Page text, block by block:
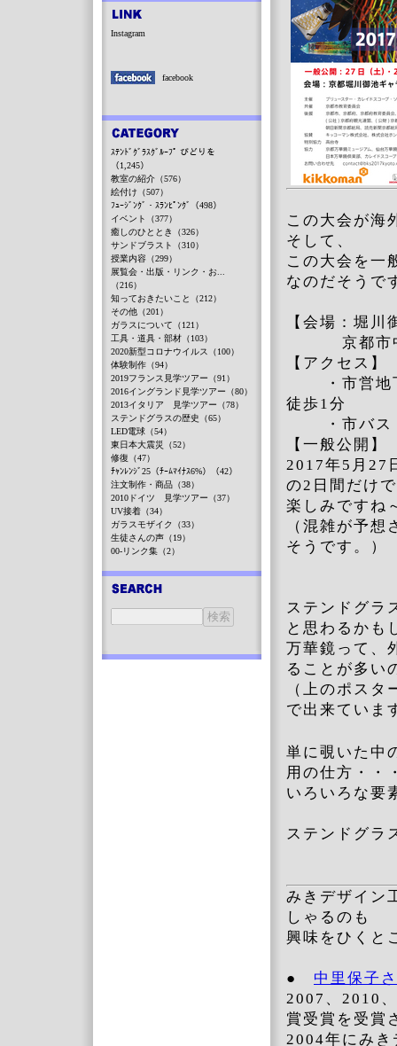
この大会が海
そして、
この大会を一
なのだそうで
【会場：堀川
京都市中京
【アクセス】
・市営地下
徒歩1分
・市バス
【一般公開】
2017年5月27
の2日間だけ
楽しみですね
（混雑が予
そうです。）
ステンドグラ
と思わるかも
万華鏡って、
ることが多い
（上のポス
で出来ていま
単に覗いた中
用の仕方・・
いろいろな要
ステンドグラ
みきデザイン
しゃるのも
興味をひくと
● 中里保子
2007、2010
賞受賞を受賞
2004年にみ
Instagram
facebook
ｽﾃﾝﾄﾞｸﾞﾗｽｸﾞﾙｰﾌﾟ びどりを
（1,245）
教室の紹介（576）
絵付け（507）
ﾌｭｰｼﾞﾝｸﾞ・ｽﾗﾝﾋﾟﾝｸﾞ（498）
イベント（377）
癒しのひととき（326）
サンドブラスト（310）
授業内容（299）
展覧会・出版・リンク・お...
（216）
知っておきたいこと（212）
その他（201）
ガラスについて（121）
工具・道具・部材（103）
2020新型コロナウイルス（100）
体験制作（94）
2019フランス見学ツアー（91）
2016イングランド見学ツアー（80）
2013イタリア 見学ツアー（78）
ステンドグラスの歴史（65）
LED電球（54）
東日本大震災（52）
修復（47）
ﾁｬﾝﾚﾝｼﾞ25（ﾁｰﾑﾏｲﾅｽ6%）（42）
注文制作・商品（38）
2010ドイツ 見学ツアー（37）
UV接着（34）
ガラスモザイク（33）
生徒さんの声（19）
00-リンク集（2）